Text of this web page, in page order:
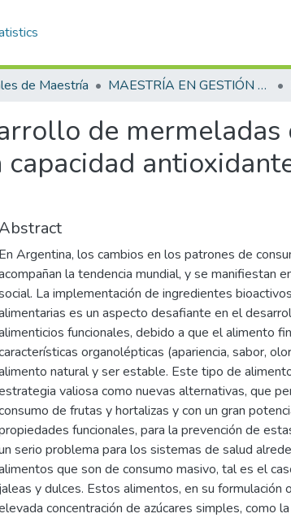
de Maestría MAESTRÍA EN GESTIÓN DE LA SEGURIDAD ALIMENTARIA
de
En Argentina, los cambios en los patrones de
la tendencia mundial, y se manifiestan
La implementación de ingredientes
es un aspecto desafiante en el
funcionales, debido a que el alimento
organolépticas (apariencia, sabor,
natural y ser estable. Este tipo de
valiosa como nuevas alternativas, que
de frutas y hortalizas y con un gran
funcionales, para la prevención de
serio problema para los sistemas de salud
que son de consumo masivo, tal es el
jaleas y dulces. Estos alimentos, en su formulación
concentración de azúcares simples, como